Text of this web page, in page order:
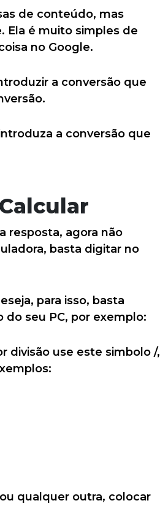
de conteúdo, mas
Ela é muito simples de
no Google.
a conversão que
a conversão que
resposta, agora não
basta digitar no
para isso, basta
seu PC, por exemplo:
divisão use este simbolo /,
qualquer outra, colocar